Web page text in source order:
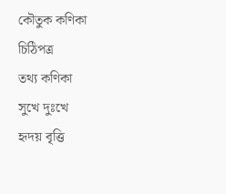
কৌতুক কণিকা
চিঠিপত্র
তথ্য কণিকা
সুখে দুঃখে
হৃদয় বৃত্তি